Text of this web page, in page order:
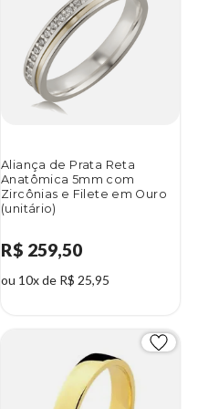
Aliança de Prata Reta
Anatômica 5mm com
Zircônias e Filete em Ouro
(unitário)
R$ 259,50
ou 10x de R$ 25,95